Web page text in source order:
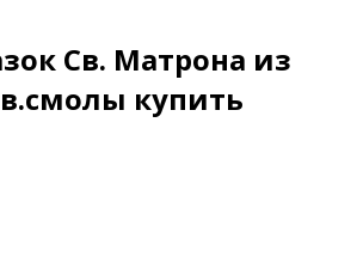
Св. Матрона из
купить